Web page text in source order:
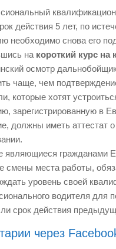
действия 5 лет, по
необходимо снова его
на короткий курс на
осмотр
чаще, чем
которые хотят
зарегистрированную в
должны иметь аттестат
являющиеся гражданами
смены места работы,
уровень своей
водителя для
срок действия
через